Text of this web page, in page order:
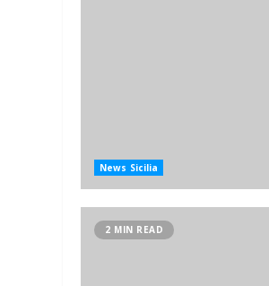
News Sicilia
2 MIN READ